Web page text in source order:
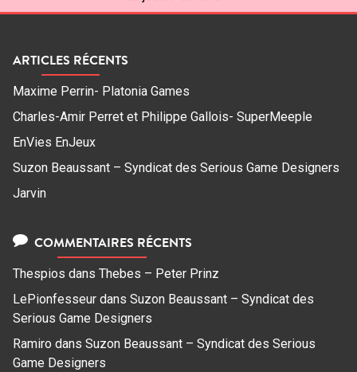
ARTICLES RÉCENTS
Maxime Perrin- Platonia Games
Charles-Amir Perret et Philippe Gallois- SuperMeeple
EnVies EnJeux
Suzon Beaussant – Syndicat des Serious Game Designers
Jarvin
COMMENTAIRES RÉCENTS
Thespios dans Thebes – Peter Prinz
LePionfesseur dans Suzon Beaussant – Syndicat des
Serious Game Designers
Ramiro dans Suzon Beaussant – Syndicat des Serious
Game Designers